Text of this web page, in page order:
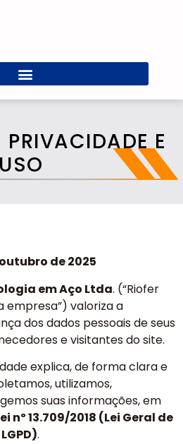
E
de 2025
em Aço Ltda. (“Riofer
empresa”) valoriza a
dos dados pessoais de seus
e visitantes do site.
explica, de forma clara e
utilizamos,
suas informações, em
nº 13.709/2018 (Lei Geral de
.